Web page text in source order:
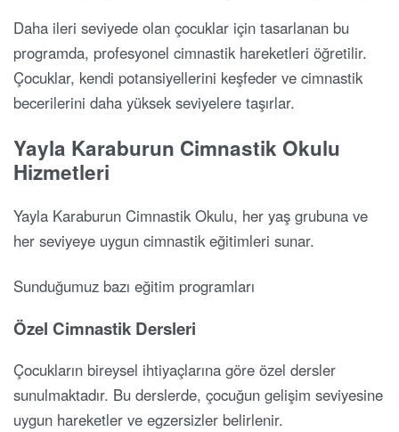
Daha ileri seviyede olan çocuklar için tasarlanan bu
programda, profesyonel cimnastik hareketleri öğretilir.
Çocuklar, kendi potansiyellerini keşfeder ve cimnastik
becerilerini daha yüksek seviyelere taşırlar.
Yayla Karaburun Cimnastik Okulu
Hizmetleri
Yayla Karaburun Cimnastik Okulu, her yaş grubuna ve
her seviyeye uygun cimnastik eğitimleri sunar.
Sunduğumuz bazı eğitim programları
Özel Cimnastik Dersleri
Çocukların bireysel ihtiyaçlarına göre özel dersler
sunulmaktadır. Bu derslerde, çocuğun gelişim seviyesine
uygun hareketler ve egzersizler belirlenir.